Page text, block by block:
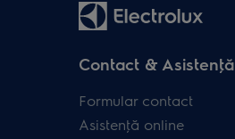
Contact & Asistenţă
Formular contact
Asistenţă online